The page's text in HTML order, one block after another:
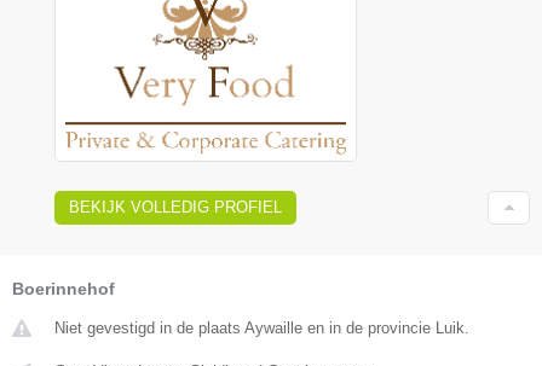
BEKIJK VOLLEDIG PROFIEL
Boerinnehof
Niet gevestigd in de plaats Aywaille en in de provincie Luik.